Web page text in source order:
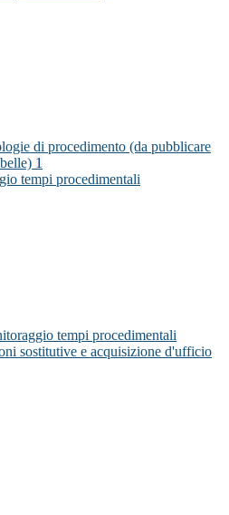
di procedimento (da pubblicare
1
tempi procedimentali
tempi procedimentali
sostitutive e acquisizione d'ufficio